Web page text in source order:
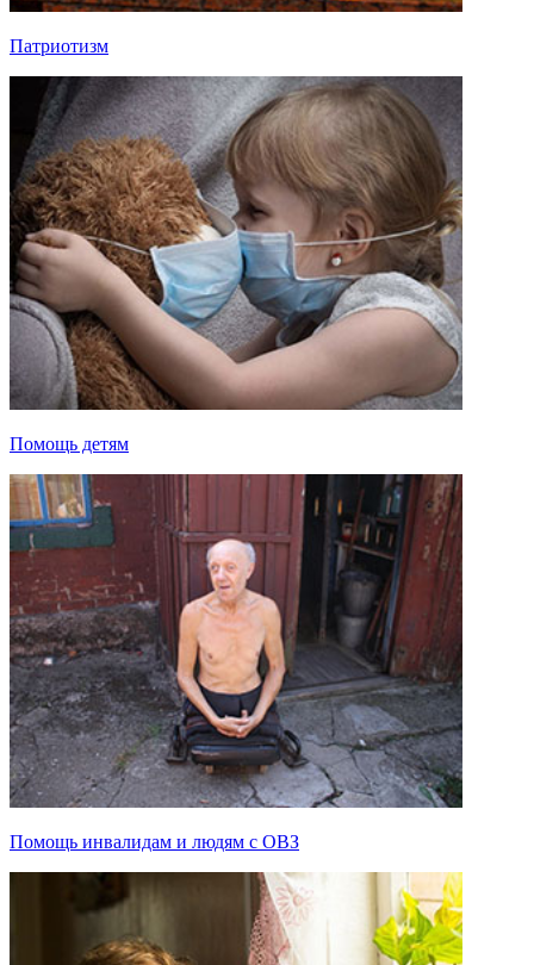
Патриотизм
Помощь детям
Помощь инвалидам и людям с ОВЗ